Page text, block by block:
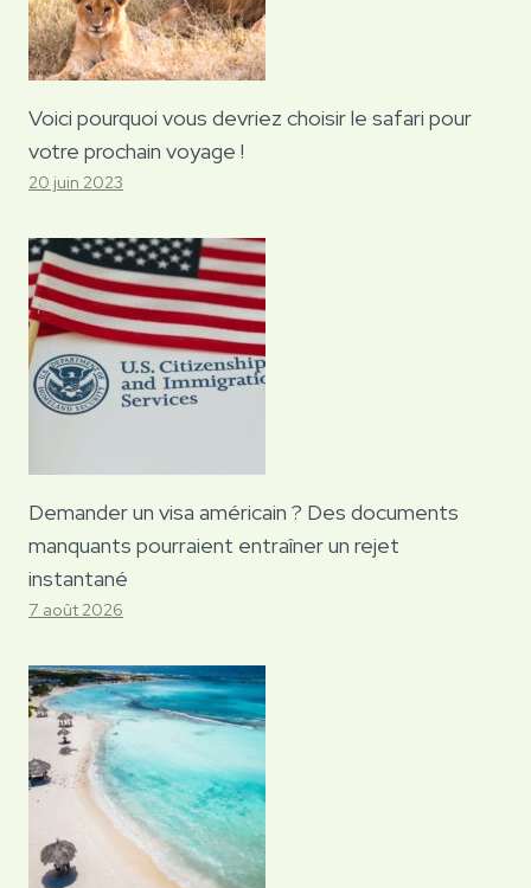
Voici pourquoi vous devriez choisir le safari pour
votre prochain voyage !
20 juin 2023
Demander un visa américain ? Des documents
manquants pourraient entraîner un rejet
instantané
7 août 2026